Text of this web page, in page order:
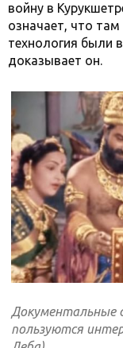
войну в
означает, что
технология были
доказывает он.
Документальные
пользуются